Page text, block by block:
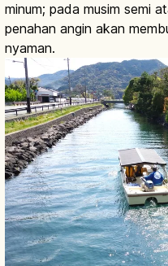
minum; pada musim semi
penahan angin akan
nyaman.